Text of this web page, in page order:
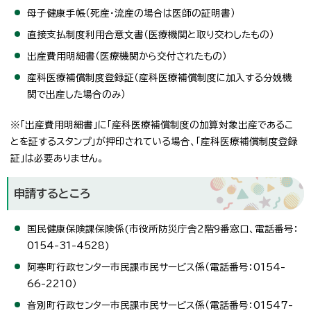
母子健康手帳（死産・流産の場合は医師の証明書）
直接支払制度利用合意文書（医療機関と取り交わしたもの）
出産費用明細書（医療機関から交付されたもの）
産科医療補償制度登録証（産科医療補償制度に加入する分娩機
関で出産した場合のみ）
※「出産費用明細書」に「産科医療補償制度の加算対象出産であるこ
とを証するスタンプ」が押印されている場合、「産科医療補償制度登録
証」は必要ありません。
申請するところ
国民健康保険課保険係(市役所防災庁舎2階9番窓口、電話番号：
0154-31-4528)
阿寒町行政センター市民課市民サービス係（電話番号：0154-
66-2210）
音別町行政センター市民課市民サービス係（電話番号：01547-